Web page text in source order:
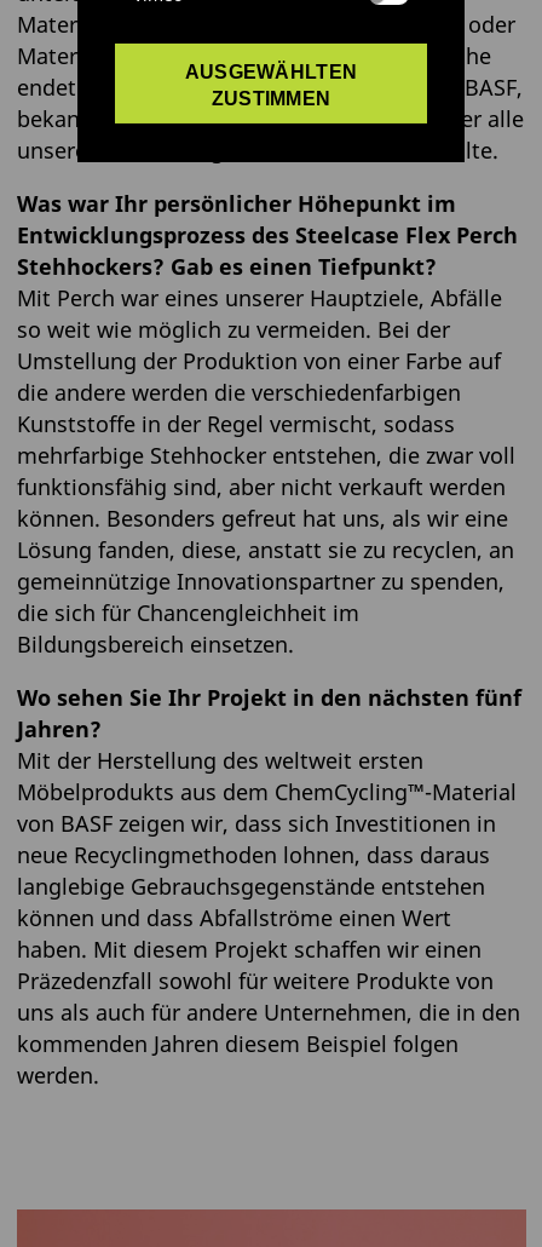
Materialien, darunter biobasierte Rohstoffe oder
Materialien aus Meeresabfällen. Unsere Suche
endete, als wir den neuartigen Prozess von BASF,
bekannt als ‘ChemCycling™’, entdeckten, der alle
unsere Anforderungen auf neue Weise erfüllte.
Was war Ihr persönlicher Höhepunkt im
Entwicklungsprozess des Steelcase Flex Perch
Stehhockers? Gab es einen Tiefpunkt?
Mit Perch war eines unserer Hauptziele, Abfälle
so weit wie möglich zu vermeiden. Bei der
Umstellung der Produktion von einer Farbe auf
die andere werden die verschiedenfarbigen
Kunststoffe in der Regel vermischt, sodass
mehrfarbige Stehhocker entstehen, die zwar voll
funktionsfähig sind, aber nicht verkauft werden
können. Besonders gefreut hat uns, als wir eine
Lösung fanden, diese, anstatt sie zu recyclen, an
gemeinnützige Innovationspartner zu spenden,
die sich für Chancengleichheit im
Bildungsbereich einsetzen.
Wo sehen Sie Ihr Projekt in den nächsten fünf
Jahren?
Mit der Herstellung des weltweit ersten
Möbelprodukts aus dem ChemCycling™-Material
von BASF zeigen wir, dass sich Investitionen in
neue Recyclingmethoden lohnen, dass daraus
langlebige Gebrauchsgegenstände entstehen
können und dass Abfallströme einen Wert
haben. Mit diesem Projekt schaffen wir einen
Präzedenzfall sowohl für weitere Produkte von
uns als auch für andere Unternehmen, die in den
kommenden Jahren diesem Beispiel folgen
werden.
AUSGEWÄHLTEN
ZUSTIMMEN